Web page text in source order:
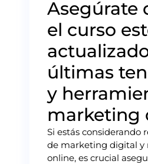
Asegúrate
el curso
últimas
y
marketing
Si estás considerando
de marketing digital y
online, es crucial